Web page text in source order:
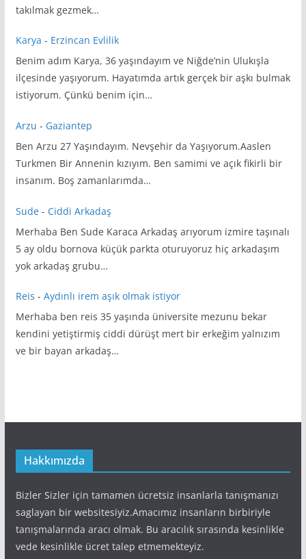
takılmak gezmek…
Karya - Erzincan Evlilik
Benim adım Karya, 36 yaşındayım ve Niğde’nin Ulukışla
ilçesinde yaşıyorum. Hayatımda artık gerçek bir aşkı bulmak
istiyorum. Çünkü benim için…
Arzu - Gaziantep
Ben Arzu 27 Yaşındayım. Nevşehir da Yaşıyorum.Aaslen
Turkmen Bir Annenin kızıyım. Ben samimi ve açık fikirli bir
insanım. Boş zamanlarımda…
Sude- Ciddi Arkadaş
Merhaba Ben Sude Karaca Arkadaş arıyorum izmire taşınalı
5 ay oldu bornova küçük parkta oturuyoruz hiç arkadaşım
yok arkadaş grubu…
Reis - Aydınlı irem aşık olmak istiyor
Merhaba ben reis 35 yaşında üniversite mezunu bekar
kendini yetiştirmiş ciddi dürüşt mert bir erkeğim yalnızım
ve bir bayan arkadaş…
Hakkımızda
Bizler Sizler için tamamen ücretsiz insanlarla tanışmanızı
saglayan bir websitesiyiz.Amacımız insanların birbiriyle
tanışmalarında aracı olmak. Bu aracılık sırasında kesinlikle
vede kesinlikle ücret talep etmemekteyiz.